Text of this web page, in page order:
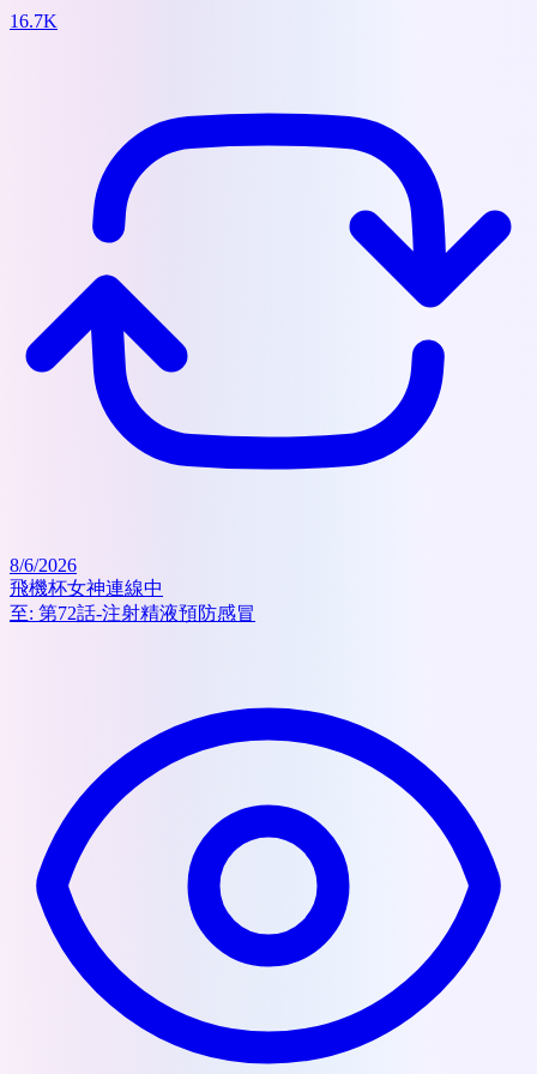
16.7K
8/6/2026
飛機杯女神連線中
至: 第72話-注射精液預防感冒